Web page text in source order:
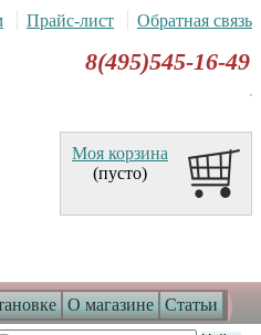
О магазине Статьи
Прайс-лист Обратная связь
8(495)545-16-49
Моя корзина
(пусто)